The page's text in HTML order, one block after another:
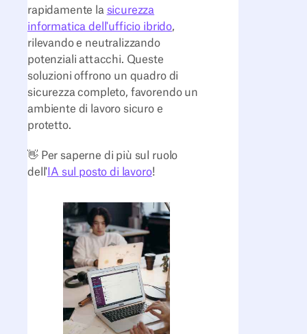
rapidamente la sicurezza
informatica dell'ufficio ibrido,
rilevando e neutralizzando
potenziali attacchi. Queste
soluzioni offrono un quadro di
sicurezza completo, favorendo un
ambiente di lavoro sicuro e
protetto.
👋 Per saperne di più sul ruolo
dell' IA sul posto di lavoro!